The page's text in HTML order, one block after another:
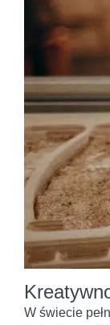
W świecie